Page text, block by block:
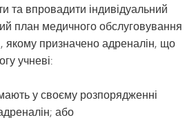
та впровадити індивідуальний
план медичного обслуговування
якому призначено адреналін, що
учневі:
у своєму розпорядженні
або